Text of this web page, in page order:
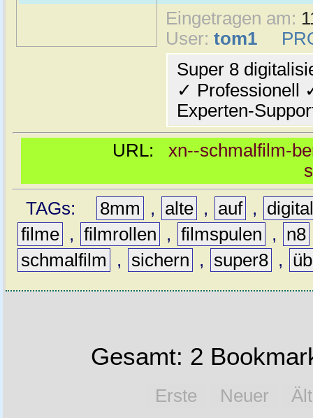
Eingetragen am:
User: tom1
Super 8
✓ Professionell
Experten-
URL: xn--schmalfilm-
TAGs:
8mm , alte , auf ,
filme , filmrollen , filmspulen , n8
schmalfilm
, sichern , super8 ,
Gesamt: 2
Erste Neuer